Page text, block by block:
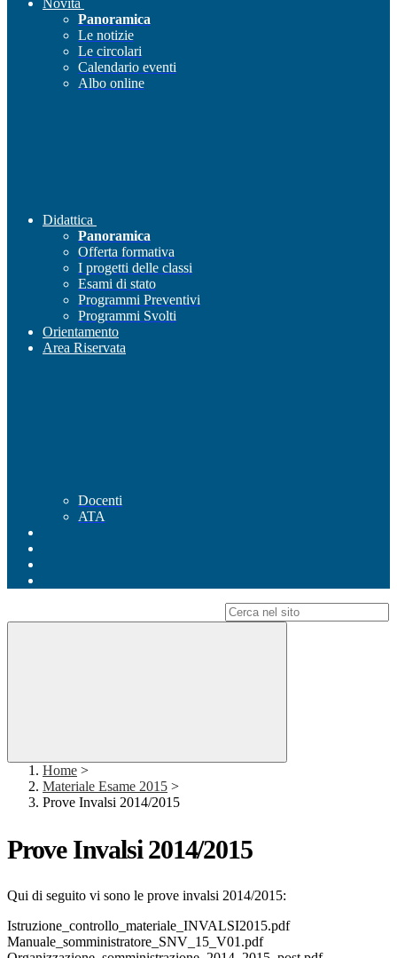
Novità
Panoramica
Le notizie
Le circolari
Calendario eventi
Albo online
Didattica
Panoramica
Offerta formativa
I progetti delle classi
Esami di stato
Programmi Preventivi
Programmi Svolti
Orientamento
Area Riservata
Docenti
ATA
Home >
Materiale Esame 2015 >
Prove Invalsi 2014/2015
Prove Invalsi 2014/2015
Qui di seguito vi sono le prove invalsi 2014/2015:
Istruzione_controllo_materiale_INVALSI2015.pdf
Manuale_somministratore_SNV_15_V01.pdf